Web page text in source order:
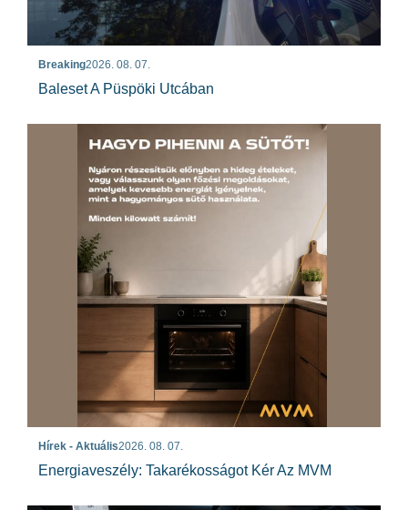
Breaking2026. 08. 07.
Baleset A Püspöki Utcában
Hírek - Aktuális2026. 08. 07.
Energiaveszély: Takarékosságot Kér Az MVM